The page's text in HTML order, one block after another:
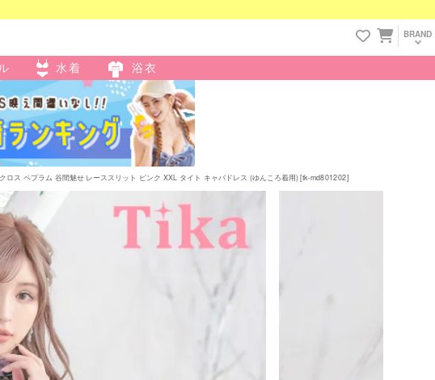
BRAND
水着 浴衣
ロス ペプラム 谷間魅せ レーススリット ピンク XXL タイト キャバドレス (ゆんころ着用) [tk-md801202]